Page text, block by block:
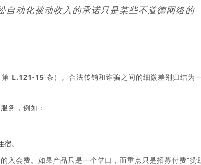
自动化被动收入的承诺只是某些不道德网络的
第 L.121-15 条 ）。合法传销和诈骗之间的细微差别归结为
务，例如：
。
入会费。如果产品只是一个借口，而重点只是招募付费“赞